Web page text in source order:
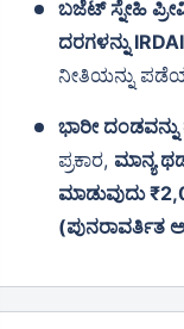
ಬಜೆಟ್ ಸ್ನೇಹಿ
ದರಗಳನ್ನು
ನೀತಿಯನ್ನು
ಭಾರೀ ದಂಡವನ್ನು
ಪ್ರಕಾರ, ಮಾನ್ಯ
ಮಾಡುವುದು
(ಪುನರಾವರ್ತಿತ